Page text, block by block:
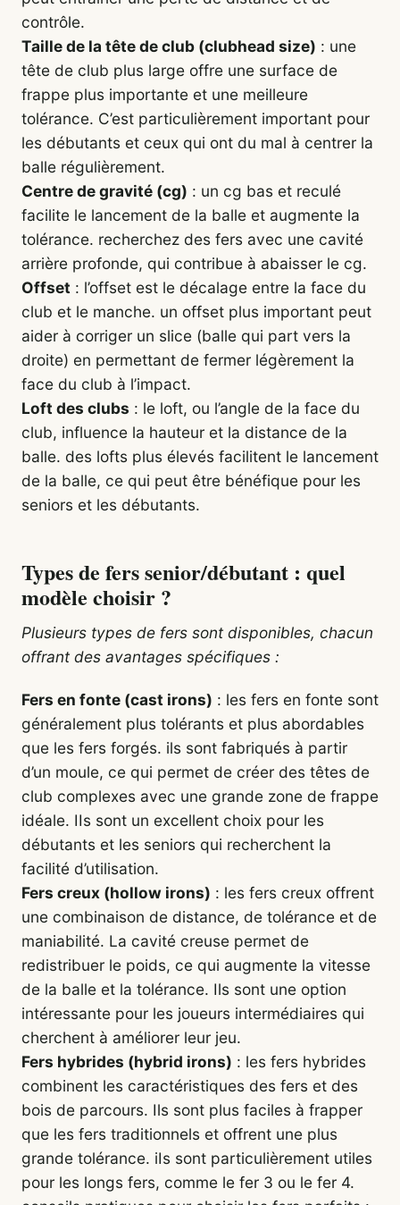
contrôle.
Taille de la tête de club (clubhead size) : une
tête de club plus large offre une surface de
frappe plus importante et une meilleure
tolérance. C’est particulièrement important pour
les débutants et ceux qui ont du mal à centrer la
balle régulièrement.
Centre de gravité (cg) : un cg bas et reculé
facilite le lancement de la balle et augmente la
tolérance. recherchez des fers avec une cavité
arrière profonde, qui contribue à abaisser le cg.
Offset : l’offset est le décalage entre la face du
club et le manche. un offset plus important peut
aider à corriger un slice (balle qui part vers la
droite) en permettant de fermer légèrement la
face du club à l’impact.
Loft des clubs : le loft, ou l’angle de la face du
club, influence la hauteur et la distance de la
balle. des lofts plus élevés facilitent le lancement
de la balle, ce qui peut être bénéfique pour les
seniors et les débutants.
Types de fers senior/débutant : quel
modèle choisir ?
Plusieurs types de fers sont disponibles, chacun
offrant des avantages spécifiques :
Fers en fonte (cast irons) : les fers en fonte sont
généralement plus tolérants et plus abordables
que les fers forgés. ils sont fabriqués à partir
d’un moule, ce qui permet de créer des têtes de
club complexes avec une grande zone de frappe
idéale. IIs sont un excellent choix pour les
débutants et les seniors qui recherchent la
facilité d’utilisation.
Fers creux (hollow irons) : les fers creux offrent
une combinaison de distance, de tolérance et de
maniabilité. La cavité creuse permet de
redistribuer le poids, ce qui augmente la vitesse
de la balle et la tolérance. Ils sont une option
intéressante pour les joueurs intermédiaires qui
cherchent à améliorer leur jeu.
Fers hybrides (hybrid irons) : les fers hybrides
combinent les caractéristiques des fers et des
bois de parcours. Ils sont plus faciles à frapper
que les fers traditionnels et offrent une plus
grande tolérance. iIs sont particulièrement utiles
pour les longs fers, comme le fer 3 ou le fer 4.